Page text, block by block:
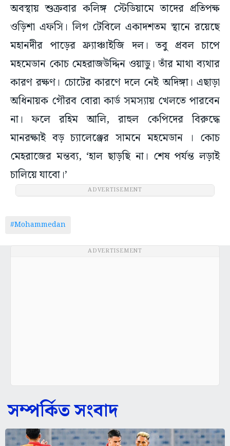
অবস্থায় শুক্রবার কলিঙ্গ স্টেডিয়ামে তাদের প্রতিপক্ষ
ওড়িশা এফসি। লিগ টেবিলে একাদশতম স্থানে রয়েছে
মহানদীর পাড়ের ফ্র্যাঞ্চাইজি দল। তবু প্রবল চাপে
মহমেডান কোচ মেহরাজউদ্দিন ওয়াডু। তাঁর মাথা ব্যথার
কারণ রক্ষণ। চোটের কারণে দলে নেই অদিঙ্গা। এছাড়া
অধিনায়ক গৌরব বোরা কার্ড সমস্যায় খেলতে পারবেন
না। ফলে রহিম আলি, রাহুল কেপিদের বিরুদ্ধে
মানরক্ষাই বড় চ্যালেঞ্জের সামনে মহমেডান । কোচ
মেহরাজের মন্তব্য, ‘হাল ছাড়ছি না। শেষ পর্যন্ত লড়াই
চালিয়ে যাবো।’
ADVERTISEMENT
#Mohammedan
ADVERTISEMENT
সম্পর্কিত সংবাদ